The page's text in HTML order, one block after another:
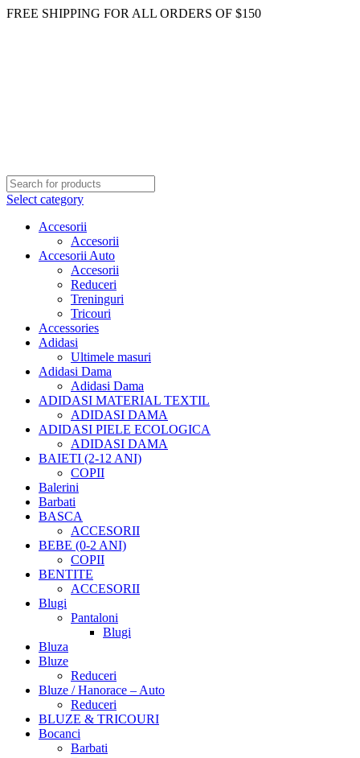
FREE SHIPPING FOR ALL ORDERS OF $150
Select category
Accesorii
Accesorii
Accesorii Auto
Accesorii
Reduceri
Treninguri
Tricouri
Accessories
Adidasi
Ultimele masuri
Adidasi Dama
Adidasi Dama
ADIDASI MATERIAL TEXTIL
ADIDASI DAMA
ADIDASI PIELE ECOLOGICA
ADIDASI DAMA
BAIETI (2-12 ANI)
COPII
Balerini
Barbati
BASCA
ACCESORII
BEBE (0-2 ANI)
COPII
BENTITE
ACCESORII
Blugi
Pantaloni
Blugi
Bluza
Bluze
Reduceri
Bluze / Hanorace – Auto
Reduceri
BLUZE & TRICOURI
Bocanci
Barbati